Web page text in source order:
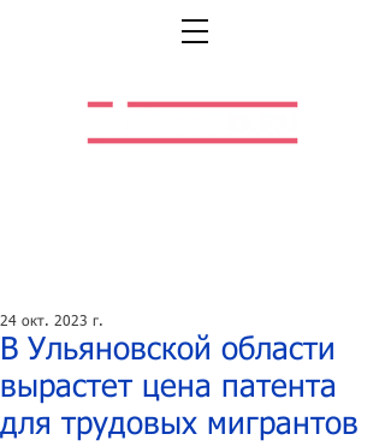
В Ульяновской области
вырастет цена патента
для трудовых мигрантов
24 окт. 2023 г.